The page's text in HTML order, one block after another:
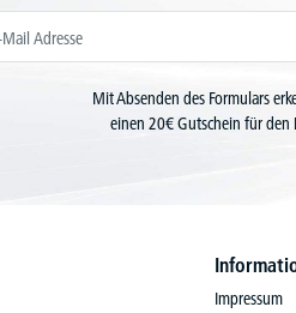
Mit Absenden des Formulars
einen 20€ Gutschein für den
Impressum